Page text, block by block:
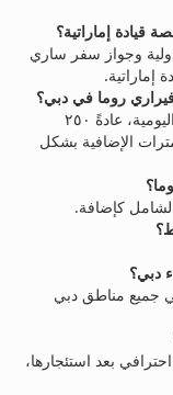
قيادة إماراتية؟
وجواز سفر ساري
إماراتية.
روما في دبي؟
نعم، جميع الإيجارات تشمل حدًا أقصى للمسافة اليومية، عادةً ٢٥٠
الإضافية بشكل
كإضافة.
دبي؟
جميع مناطق دبي
بعد استئجارها،